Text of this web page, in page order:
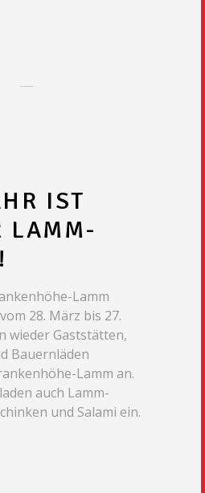
IST
LAMM-
Lamm
28. März bis 27.
wieder Gaststätten,
Bauernläden
Lamm an.
auch Lamm-
und Salami ein.